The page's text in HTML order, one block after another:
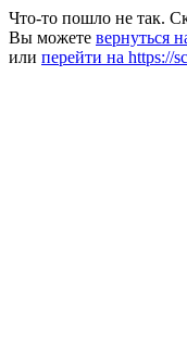
Что-то пошло не так.
Вы можете вернуться
или перейти на https://